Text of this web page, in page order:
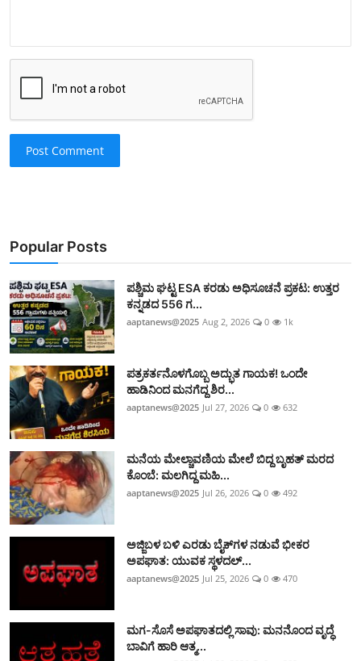
Post Comment
Popular Posts
ಪಶ್ಚಿಮ ಘಟ್ಟ ESA ಕರಡು ಅಧಿಸೂಚನೆ ಪ್ರಕಟ: ಉತ್ತರ
ಕನ್ನಡದ 556 ಗ...
aaptanews@2025 Aug 2, 2026 0 1k
ಪತ್ರಕರ್ತನೊಳಗೊಬ್ಬ ಅದ್ಭುತ ಗಾಯಕ! ಒಂದೇ
ಹಾಡಿನಿಂದ ಮನಗೆದ್ದ ಶಿರ...
aaptanews@2025 Jul 27, 2026 0 632
ಮನೆಯ ಮೇಲ್ಚಾವಣಿಯ ಮೇಲೆ ಬಿದ್ದ ಬೃಹತ್ ಮರದ
ಕೊಂಬೆ: ಮಲಗಿದ್ದ ಮಹಿ...
aaptanews@2025 Jul 26, 2026 0 492
ಅಜ್ಜಿಬಳ ಬಳಿ ಎರಡು ಬೈಕ್‌ಗಳ ನಡುವೆ ಭೀಕರ
ಅಪಘಾತ: ಯುವಕ ಸ್ಥಳದಲ್...
aaptanews@2025 Jul 25, 2026 0 470
ಮಗ-ಸೊಸೆ ಅಪಘಾತದಲ್ಲಿ ಸಾವು: ಮನನೊಂದ ವೃದ್ಧೆ
ಬಾವಿಗೆ ಹಾರಿ ಆತ್ಮ...